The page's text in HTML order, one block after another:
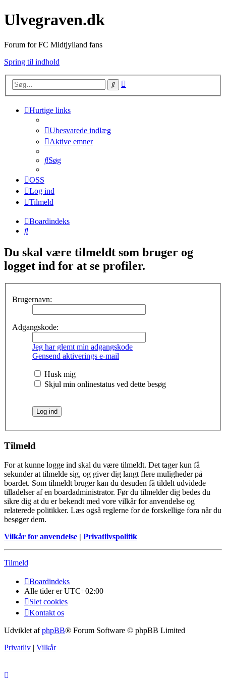
Ulvegraven.dk
Forum for FC Midtjylland fans
Spring til indhold
Søg
Hurtige links
Ubesvarede indlæg
Aktive emner
Søg
OSS
Log ind
Tilmeld
Boardindeks
Søg
Du skal være tilmeldt som bruger og
logget ind for at se profiler.
Brugernavn:
Adgangskode:
Jeg har glemt min adgangskode
Gensend aktiverings e-mail
Husk mig
Skjul min onlinestatus ved dette besøg
Tilmeld
For at kunne logge ind skal du være tilmeldt. Det tager kun få
sekunder at tilmelde sig, og giver dig langt flere muligheder på
boardet. Som tilmeldt bruger kan du desuden få tildelt udvidede
tilladelser af en boardadministrator. Før du tilmelder dig bedes du
sikre dig at du er bekendt med vore vilkår for anvendelse og
relaterede politikker. Læs også reglerne for de forskellige fora når du
besøger dem.
Vilkår for anvendelse | Privatlivspolitik
Tilmeld
Boardindeks
Alle tider erUTC+02:00
Slet cookies
Kontakt os
Udviklet afphpBB® Forum Software © phpBB Limited
Privatliv | Vilkår